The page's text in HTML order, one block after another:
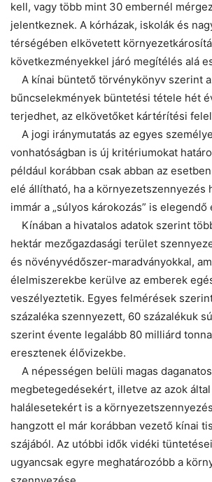
kell, vagy több mint 30 embernél
jelentkeznek. A kórházak, iskolák és
térségében elkövetett
következményekkel járó megítélés alá
A kínai büntető törvénykönyv szerint
bűncselekmények büntetési tétele hét
terjedhet, az elkövetőket kártérítési
A jogi iránymutatás az egyes
vonhatóságban is új kritériumokat
például korábban csak abban az
elé állítható, ha a környezetszennyezés
immár a „súlyos károkozás” is elegendő
Kínában a hivatalos adatok szerint
hektár mezőgazdasági terület
és növényvédőszer-maradványokkal,
élelmiszerekbe kerülve az emberek
veszélyeztetik. Egyes felmérések
százaléka szennyezett, 60 százalékuk
szerint évente legalább 80 milliárd
eresztenek élővizekbe.
A népességen belüli magas daganatos
megbetegedésekért, illetve az azok
halálesetekért is a
hangzott el már korábban vezető kínai
szájából. Az utóbbi idők vidéki
ugyancsak egyre meghatározóbb a